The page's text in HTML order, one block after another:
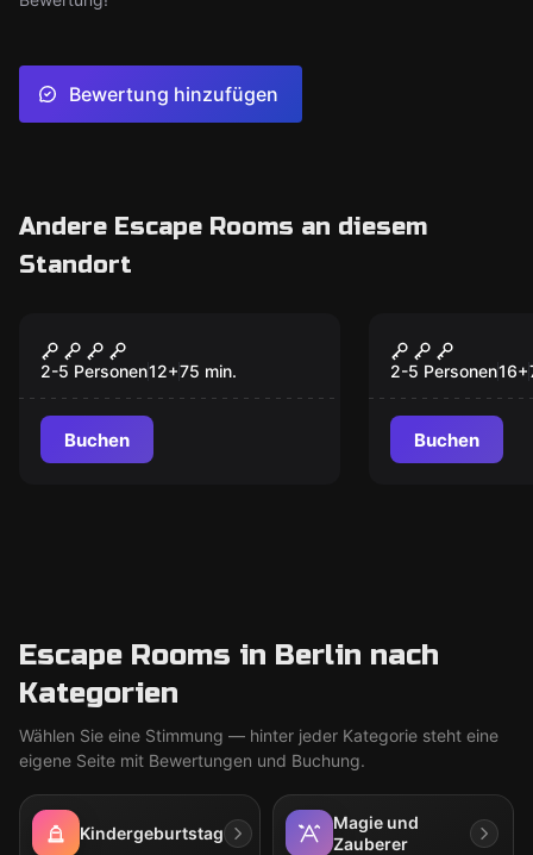
Bewertung hinzufügen
Andere Escape Rooms an diesem
Standort
Der König der Träume
2-5 Personen12+75 min.
Buchen
Neu
Der König
2-5 Personen16+
Buchen
Escape Rooms in Berlin nach
Kategorien
Wählen Sie eine Stimmung — hinter jeder Kategorie steht eine
eigene Seite mit Bewertungen und Buchung.
Kindergeburtstag
Magie und
Zauberer